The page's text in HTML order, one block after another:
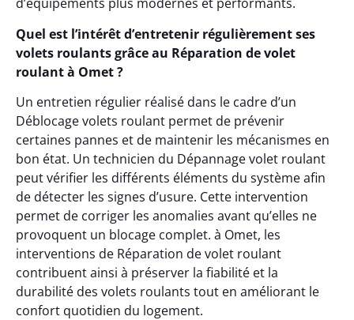
Quel est l’intérêt d’entretenir régulièrement ses
volets roulants grâce au Réparation de volet
roulant à Omet ?
Un entretien régulier réalisé dans le cadre d’un
Déblocage volets roulant permet de prévenir
certaines pannes et de maintenir les mécanismes en
bon état. Un technicien du Dépannage volet roulant
peut vérifier les différents éléments du système afin
de détecter les signes d’usure. Cette intervention
permet de corriger les anomalies avant qu’elles ne
provoquent un blocage complet. à Omet, les
interventions de Réparation de volet roulant
contribuent ainsi à préserver la fiabilité et la
durabilité des volets roulants tout en améliorant le
confort quotidien du logement.